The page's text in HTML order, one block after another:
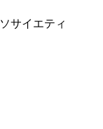
サイエティ